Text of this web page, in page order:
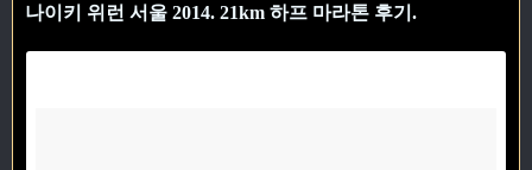
나이키 위런 서울 2014. 21km 하프 마라톤 후기.